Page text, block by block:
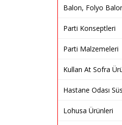
Balon, Folyo
Parti Konseptleri
Parti Malzemeleri
Kullan At Sofra
Hastane Odası
Lohusa Ürünleri